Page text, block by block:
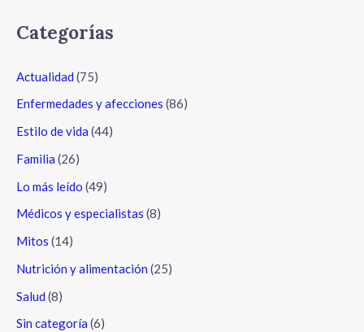
Categorías
Actualidad (75)
Enfermedades y afecciones (86)
Estilo de vida (44)
Familia (26)
Lo más leído (49)
Médicos y especialistas (8)
Mitos (14)
Nutrición y alimentación (25)
Salud (8)
Sin categoría (6)